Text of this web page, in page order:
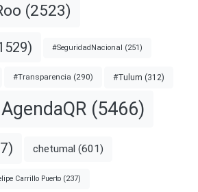
(2523)
#SeguridadNacional (251)
#Transparencia (290) #Tulum (312)
AgendaQR (5466)
chetumal (601)
Carrillo Puerto (237)